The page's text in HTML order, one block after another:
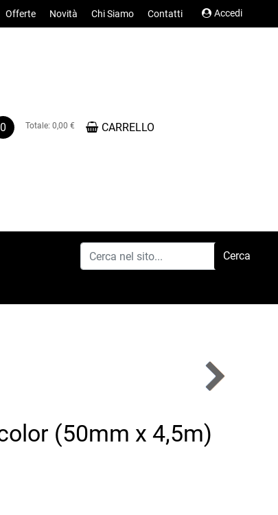
Offerte Novità Chi Siamo Contatti Accedi
0 Totale:0,00 € CARRELLO
(50mm x 4,5m)